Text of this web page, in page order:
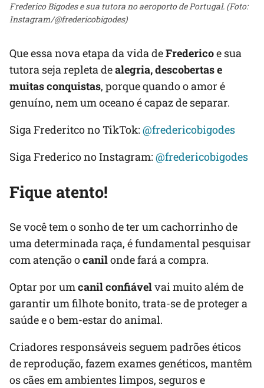
Frederico Bigodes e sua tutora no aeroporto de Portugal. (Foto:
Instagram/@fredericobigodes)
Que essa nova etapa da vida deFredericoe sua
tutora seja repleta dealegria, descobertas e
muitas conquistas, porque quando o amor é
genuíno, nem um oceano é capaz de separar.
Siga Frederitco no TikTok: @fredericobigodes
Siga Frederico no Instagram: @fredericobigodes
Fique atento!
Se você tem o sonho de ter um cachorrinho de
uma determinada raça, é fundamental pesquisar
com atenção ocanilonde fará a compra.
Optar por umcanil confiávelvai muito além de
garantir um filhote bonito, trata-se de proteger a
saúde e o bem-estar do animal.
Criadores responsáveis seguem padrões éticos
de reprodução, fazem exames genéticos, mantêm
os cães em ambientes limpos, seguros e